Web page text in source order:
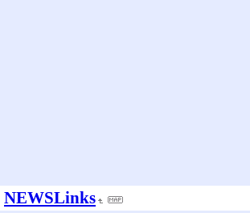
NEWSLinks